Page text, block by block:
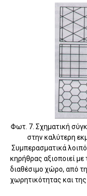
Φωτ. 7. Σχηματική
στην καλύτερη
Συμπερασματικά
κηρήθρας αξιοποιεί
διαθέσιμο χώρο, από
χωρητικότητας και